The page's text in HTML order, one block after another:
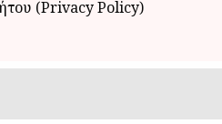
(Privacy Policy)